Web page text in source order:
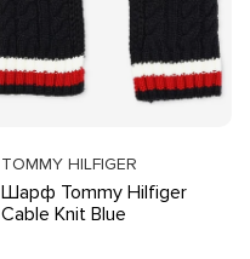
TOMMY HILFIGER
Шарф Tommy Hilfiger
Cable Knit Blue